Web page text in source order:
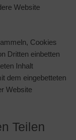
Website
Cookies
Dritten einbetten
Inhalt
dem eingebetteten
Website
Teilen